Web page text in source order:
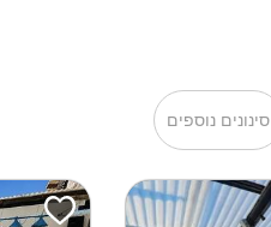
סינונים נוספים